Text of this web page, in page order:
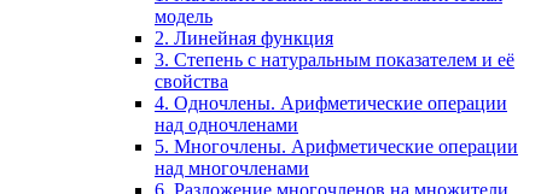
модель
2. Линейная функция
3. Степень с натуральным показателем и её
свойства
4. Одночлены. Арифметические операции
над одночленами
5. Многочлены. Арифметические операции
над многочленами
6. Разложение многочленов на множители